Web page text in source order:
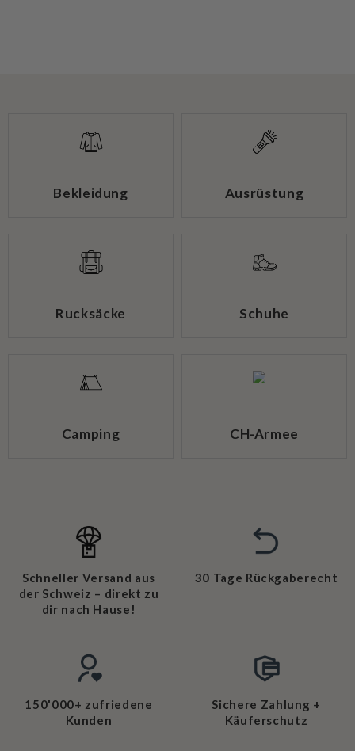
Bekleidung Ausrüstung
Rucksäcke Schuhe
Camping CH-Armee
Schneller Versand aus
der Schweiz – direkt zu
dir nach Hause!
30 Tage Rückgaberecht
150'000+ zufriedene
Kunden
Sichere Zahlung +
Käuferschutz